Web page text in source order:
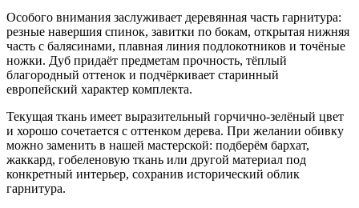
Особого внимания заслуживает деревянная часть гарнитура:
резные навершия спинок, завитки по бокам, открытая нижняя
часть с балясинами, плавная линия подлокотников и точёные
ножки. Дуб придаёт предметам прочность, тёплый
благородный оттенок и подчёркивает старинный
европейский характер комплекта.
Текущая ткань имеет выразительный горчично-зелёный цвет
и хорошо сочетается с оттенком дерева. При желании обивку
можно заменить в нашей мастерской: подберём бархат,
жаккард, гобеленовую ткань или другой материал под
конкретный интерьер, сохранив исторический облик
гарнитура.